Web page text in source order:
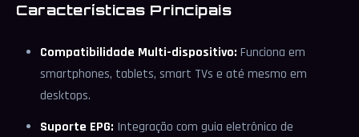
Características Principais
Compatibilidade Multi-dispositivo: Funciona em
smartphones, tablets, smart TVs e até mesmo em
desktops.
Suporte EPG: Integração com guia eletrônico de